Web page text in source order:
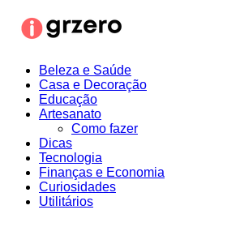
para
Beleza e Saúde
Casa e Decoração
Educação
Artesanato
Como fazer
Dicas
Tecnologia
Finanças e Economia
Curiosidades
Utilitários